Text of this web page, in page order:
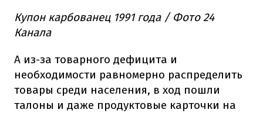
Купон карбованец 1991 года / Фото 24
Канала
А из-за товарного дефицита и
необходимости равномерно распределить
товары среди населения, в ход пошли
талоны и даже продуктовые карточки на